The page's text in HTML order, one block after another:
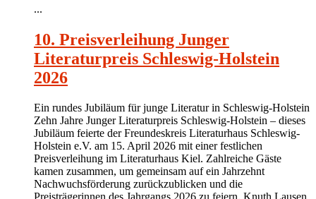
...
10. Preisverleihung Junger
Literaturpreis Schleswig-Holstein
2026
Ein rundes Jubiläum für junge Literatur in Schleswig-Holstein
Zehn Jahre Junger Literaturpreis Schleswig-Holstein – dieses
Jubiläum feierte der Freundeskreis Literaturhaus Schleswig-
Holstein e.V. am 15. April 2026 mit einer festlichen
Preisverleihung im Literaturhaus Kiel. Zahlreiche Gäste
kamen zusammen, um gemeinsam auf ein Jahrzehnt
Nachwuchsförderung zurückzublicken und die